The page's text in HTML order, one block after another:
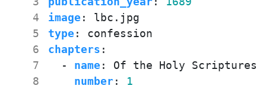
   4
   5
   6
   7
   8
image :
lbc.jpg
type :
confession
chapters :
- name :
Of the Holy Scriptures
number:
1